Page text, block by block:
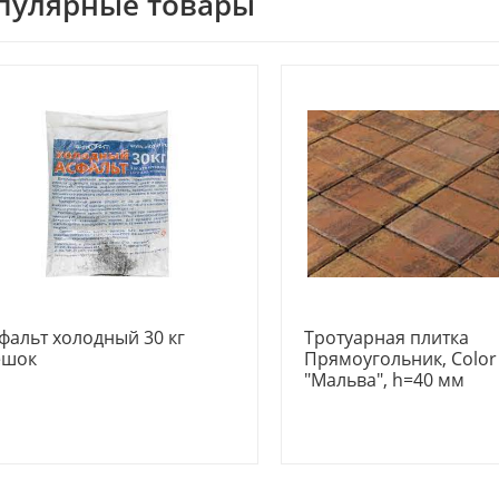
холодный 30 кг
Тротуарная плитка
Прямоугольник,
"Мальва", h=40 мм